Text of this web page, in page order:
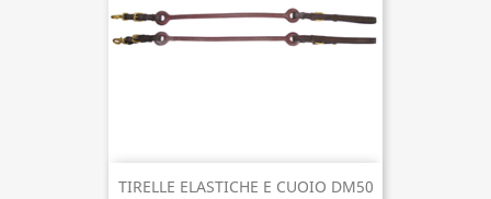
TIRELLE ELASTICHE E CUOIO DM50